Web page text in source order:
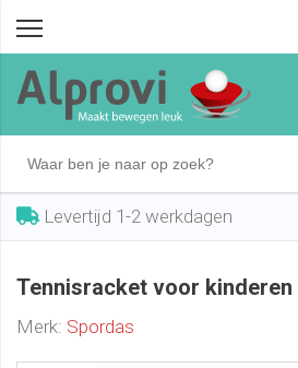
Levertijd 1-2 werkdagen
Tennisracket voor kinderen
Merk: Spordas
€ 24,95